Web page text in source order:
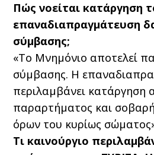
Πώς νοείται κατάργηση
επαναδιαπραγμάτευση
σύμβασης;
«Το Μνημόνιο αποτελεί
σύμβασης. Η
περιλαμβάνει κατάργηση
παραρτήματος και
όρων του κυρίως
Τι καινούργιο